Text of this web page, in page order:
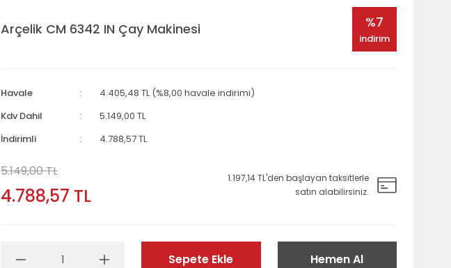
Arçelik CM 6342 IN Çay Makinesi %7
indirim
Havale
4.405,48 TL (%8,00 havale indirimi)
Kdv Dahil
5.149,00 TL
İndirimli
4.788,57 TL
5.149,00 TL
4.788,57 TL
1.197,14 TL'den başlayan taksitlerle
satın alabilirsiniz.
Sepete Ekle Hemen Al